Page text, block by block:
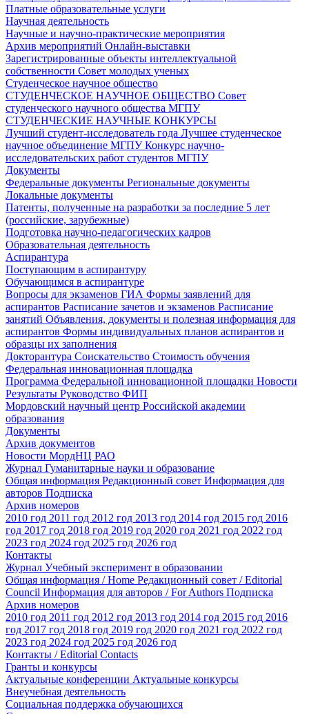
Платные образовательные услуги
Научная деятельность
Научные и научно-практические мероприятия
Архив мероприятий Онлайн-выставки
Зарегистрированные объекты интеллектуальной
собственности Совет молодых ученых
Студенческое научное общество
СТУДЕНЧЕСКОЕ НАУЧНОЕ ОБЩЕСТВО Совет
студенческого научного общества МГПУ
СТУДЕНЧЕСКИЕ НАУЧНЫЕ КОНКУРСЫ
Лучший студент-исследователь года Лучшее студенческое
научное объединение МГПУКонкурс научно-
исследовательских работ студентов МГПУ
Документы
Федеральные документы Региональные документы
Локальные документы
Патенты, полученные на разработки за последние 5 лет
(российские, зарубежные)
Подготовка научно-педагогических кадров
Образовательная деятельность
Аспирантура
Поступающим в аспирантуру
Обучающимся в аспирантуре
Вопросы для экзаменов ГИА Формы заявлений для
аспирантов Расписание зачетов и экзаменов Расписание
занятий Объявления, документы и полезная информация для
аспирантов Формы индивидуальных планов аспирантов и
образцы их заполнения
Докторантура Соискательство Стоимость обучения
Федеральная инновационная площадка
Программа Федеральной инновационной площадки Новости
Результаты Руководство ФИП
Мордовский научный центр Российской академии
образования
Документы
Архив документов
Новости МордНЦ РАО
Журнал Гуманитарные науки и образование
Общая информация Редакционный совет Информация для
авторов Подписка
Архив номеров
2010 год 2011 год 2012 год 2013 год 2014 год 2015 год 2016
год 2017 год 2018 год 2019 год 2020 год 2021 год 2022 год
2023 год 2024 год 2025 год 2026 год
Контакты
Журнал Учебный эксперимент в образовании
Общая информация / Home Редакционный совет / Editorial
Council Информация для авторов / For Authors Подписка
Архив номеров
2010 год 2011 год 2012 год 2013 год 2014 год 2015 год 2016
год 2017 год 2018 год 2019 год 2020 год 2021 год 2022 год
2023 год 2024 год 2025 год 2026 год
Контакты / Editorial Contacts
Гранты и конкурсы
Актуальные конференции Актуальные конкурсы
Внеучебная деятельность
Социальная поддержка обучающихся